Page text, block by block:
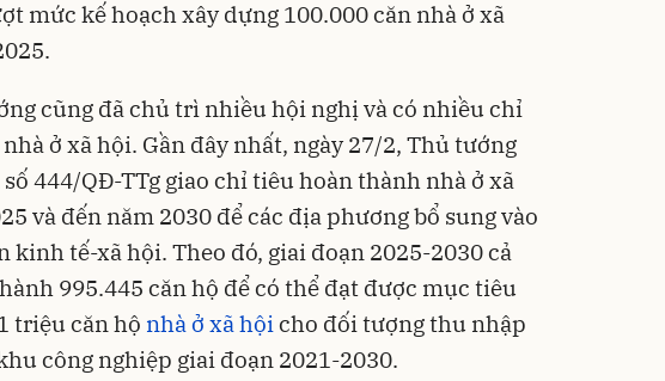
mức kế hoạch xây dựng 100.000 căn nhà ở xã
cũng đã chủ trì nhiều hội nghị và có nhiều chỉ
ở xã hội. Gần đây nhất, ngày 27/2, Thủ tướng
444/QĐ-TTg giao chỉ tiêu hoàn thành nhà ở xã
và đến năm 2030 để các địa phương bổ sung vào
tế-xã hội. Theo đó, giai đoạn 2025-2030 cả
995.445 căn hộ để có thể đạt được mục tiêu
triệu căn hộ nhà ở xã hộicho đối tượng thu nhập
công nghiệp giai đoạn 2021-2030.